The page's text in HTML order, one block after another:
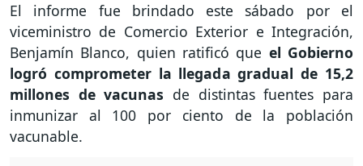
El informe fue brindado este sábado por el
viceministro de Comercio Exterior e Integración,
Benjamín Blanco, quien ratificó que el Gobierno
logró comprometer la llegada gradual de 15,2
millones de vacunas de distintas fuentes para
inmunizar al 100 por ciento de la población
vacunable.